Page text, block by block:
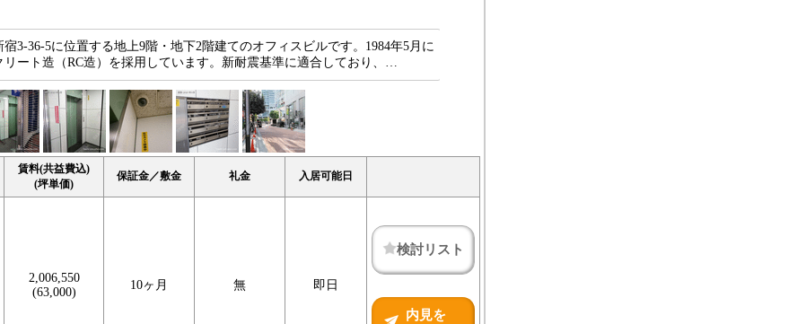
3-36-5に位置する地上9階・地下2階建てのオフィスビルです。1984年5月に
ート造（RC造）を採用しています。新耐震基準に適合しており、…
賃料(共益費込)
(坪単価)
保証金／敷金 礼金 入居可能日
2,006,550
(63,000)
10ヶ月 無 即日
検討リスト
内見を